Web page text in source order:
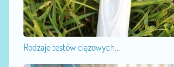
Rodzaje testów ciążowych...